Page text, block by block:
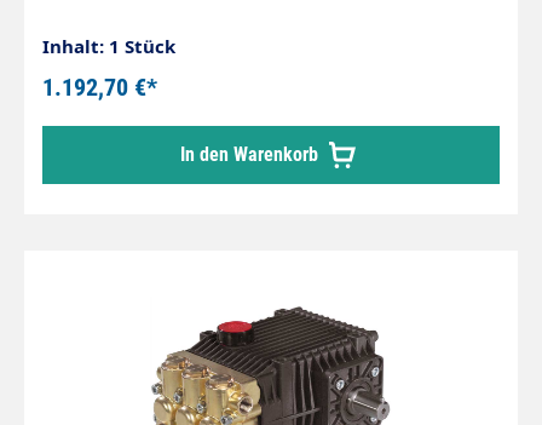
Inhalt: 1 Stück
1.192,70 €*
In den Warenkorb